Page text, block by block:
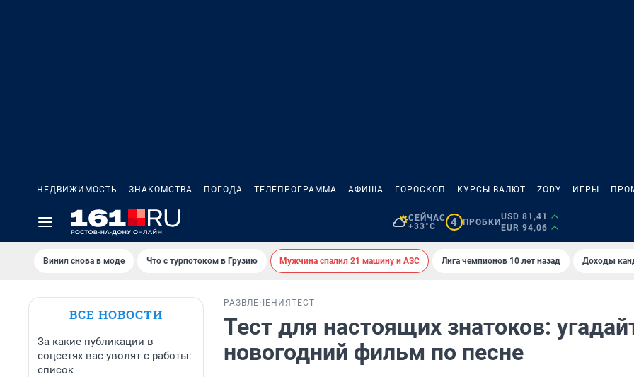
НЕДВИЖИМОСТЬ ЗНАКОМСТВА ПОГОДА ТЕЛЕПРОГРАММА АФИША ГОРОСКОП КУРСЫ ВАЛЮТ ZODY ИГРЫ
СЕЙЧАС
+33°C
4 ПРОБКИ
USD 81,41
EUR 94,06
Винил снова в моде Что с турпотоком в Грузию Мужчина спалил 21 машину и АЗС Лига чемпионов 10 лет назад Доходы
ВСЕ НОВОСТИ
За какие публикации в
соцсетях вас уволят с работы:
список
РАЗВЛЕЧЕНИЯ ТЕСТ
Тест для настоящих знатоков:
новогодний фильм по песне